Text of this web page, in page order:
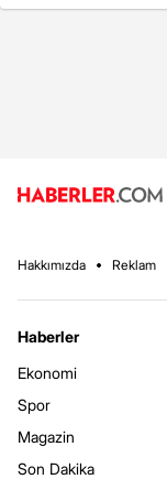
Hakkımızda Reklam
Haberler
Ekonomi
Spor
Magazin
Son Dakika